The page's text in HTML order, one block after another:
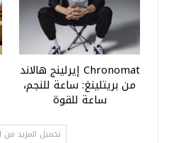
Chronomat إيرلينج هالاند
من بريتلينغ: ساعة للنجم،
ساعة للقوة
تحميل المزيد من